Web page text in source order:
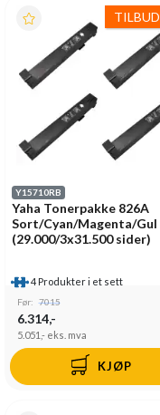
TILBUD
Y15710RB
Yaha Tonerpakke 826A
Sort/Cyan/Magenta/Gul
(29.000/3x31.500 sider)
4 Produkter i et sett
Før: 7015
6.314,-
5.051,- eks. mva
KJØP